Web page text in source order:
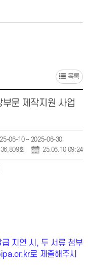
목록
문 제작지원 사업
06-10 ~ 2025-06-30
36,809회
25.06.10 09:24
지연 시, 두 서류 첨부
로 제출해주시